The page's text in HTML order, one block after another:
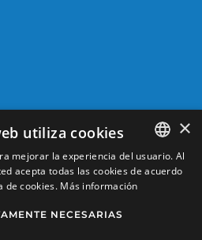
SPANISH
×
utiliza cookies
mejorar la experiencia del usuario. Al
acepta todas las cookies de acuerdo
de cookies. Más información
NECESARIAS